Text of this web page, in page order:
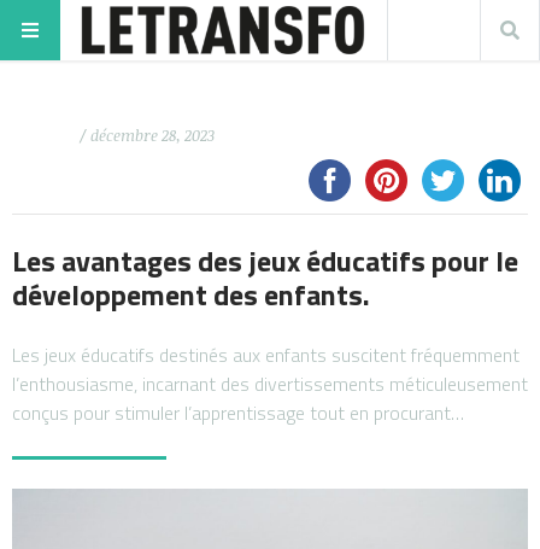
/ décembre 28, 2023
Les avantages des jeux éducatifs pour le
développement des enfants.
Les jeux éducatifs destinés aux enfants suscitent fréquemment
l’enthousiasme, incarnant des divertissements méticuleusement
conçus pour stimuler l’apprentissage tout en procurant…